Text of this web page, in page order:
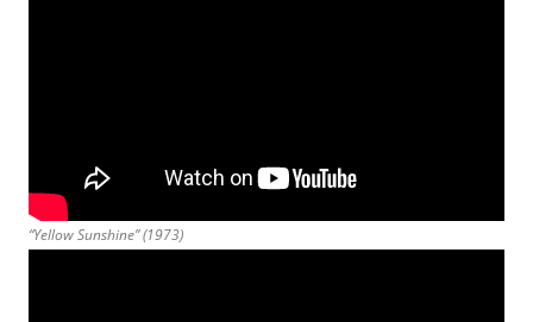
“Yellow Sunshine” (1973)